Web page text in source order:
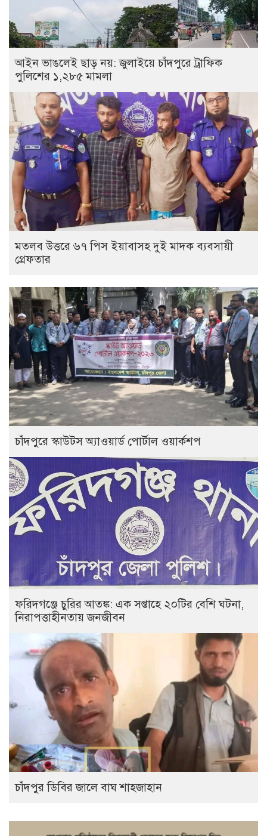
আইন ভাঙলেই ছাড় নয়: জুলাইয়ে চাঁদপুরে ট্রাফিক
পুলিশের ১,২৮৫ মামলা
মতলব উত্তরে ৬৭ পিস ইয়াবাসহ দুই মাদক ব্যবসায়ী
গ্রেফতার
চাঁদপুরে স্কাউটস অ্যাওয়ার্ড পোর্টাল ওয়ার্কশপ
ফরিদগঞ্জে চুরির আতঙ্ক: এক সপ্তাহে ২০টির বেশি ঘটনা,
নিরাপত্তাহীনতায় জনজীবন
চাঁদপুর ডিবির জালে বাঘ শাহজাহান